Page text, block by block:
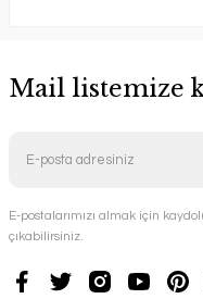
Mail listemize
E-postalarımızı almak için
çıkabilirsiniz.